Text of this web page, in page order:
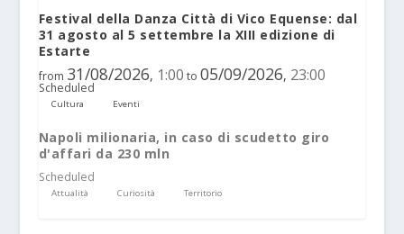
Festival della Danza Città di Vico Equense: dal
31 agosto al 5 settembre la XIII edizione di
Estarte
from 31/08/2026, 1:00 to 05/09/2026, 23:00
Scheduled
Cultura Eventi
Napoli milionaria, in caso di scudetto giro
d'affari da 230 mln
Scheduled
Attualità Curiosità Territorio